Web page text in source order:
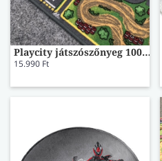
Playcity játszószőnyeg 100x200
15.990 Ft